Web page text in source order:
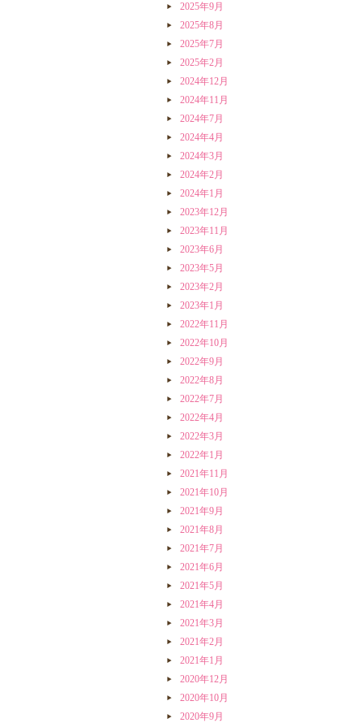
2025年9月
2025年8月
2025年7月
2025年2月
2024年12月
2024年11月
2024年7月
2024年4月
2024年3月
2024年2月
2024年1月
2023年12月
2023年11月
2023年6月
2023年5月
2023年2月
2023年1月
2022年11月
2022年10月
2022年9月
2022年8月
2022年7月
2022年4月
2022年3月
2022年1月
2021年11月
2021年10月
2021年9月
2021年8月
2021年7月
2021年6月
2021年5月
2021年4月
2021年3月
2021年2月
2021年1月
2020年12月
2020年10月
2020年9月